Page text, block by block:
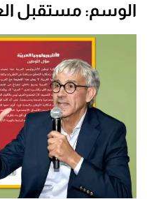
الوسم: مستقبل